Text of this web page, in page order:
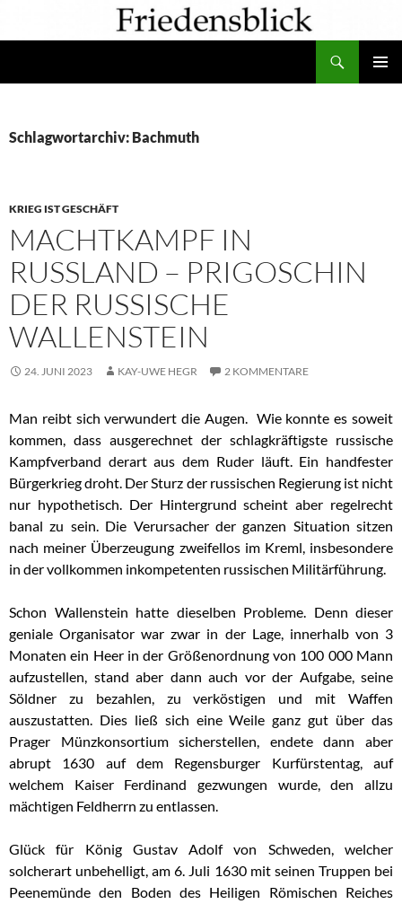
Schlagwortarchiv: Bachmuth
KRIEG IST GESCHÄFT
MACHTKAMPF IN
RUSSLAND – PRIGOSCHIN
DER RUSSISCHE
WALLENSTEIN
24. JUNI 2023 KAY-UWE HEGR 2 KOMMENTARE
Man reibt sich verwundert die Augen. Wie konnte es soweit
kommen, dass ausgerechnet der schlagkräftigste russische
Kampfverband derart aus dem Ruder läuft. Ein handfester
Bürgerkrieg droht. Der Sturz der russischen Regierung ist nicht
nur hypothetisch. Der Hintergrund scheint aber regelrecht
banal zu sein. Die Verursacher der ganzen Situation sitzen
nach meiner Überzeugung zweifellos im Kreml, insbesondere
in der vollkommen inkompetenten russischen Militärführung.
Schon Wallenstein hatte dieselben Probleme. Denn dieser
geniale Organisator war zwar in der Lage, innerhalb von 3
Monaten ein Heer in der Größenordnung von 100 000 Mann
aufzustellen, stand aber dann auch vor der Aufgabe, seine
Söldner zu bezahlen, zu verköstigen und mit Waffen
auszustatten. Dies ließ sich eine Weile ganz gut über das
Prager Münzkonsortium sicherstellen, endete dann aber
abrupt 1630 auf dem Regensburger Kurfürstentag, auf
welchem Kaiser Ferdinand gezwungen wurde, den allzu
mächtigen Feldherrn zu entlassen.
Glück für König Gustav Adolf von Schweden, welcher
solcherart unbehelligt, am 6. Juli 1630 mit seinen Truppen bei
Peenemünde den Boden des Heiligen Römischen Reiches